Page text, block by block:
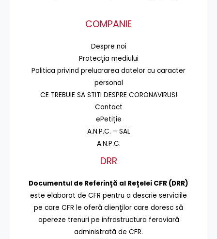
COMPANIE
Despre noi
Protecţia mediului
Politica privind prelucrarea datelor cu caracter
personal
CE TREBUIE SA STITI DESPRE CORONAVIRUS!
Contact
ePetiție
A.N.P.C. – SAL
A.N.P.C.
DRR
Documentul de Referinţă al Reţelei CFR (DRR)
este elaborat de CFR pentru a descrie serviciile
pe care CFR le oferă clienţilor care doresc să
opereze trenuri pe infrastructura feroviară
administrată de CFR.